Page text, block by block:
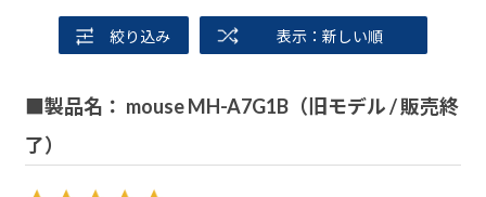
絞り込み 表示：新しい順
■製品名： mouse MH-A7G1B（旧モデル / 販売終
了）